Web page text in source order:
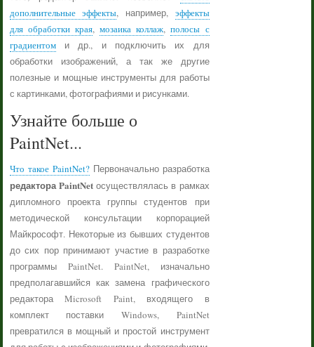
дополнительные эффекты, например, эффекты
для обработки края,мозаика коллаж,полосы с
градиентоми др., и подключить их для
обработки изображений, а так же другие
полезные и мощные инструменты для работы
с картинками, фотографиями и рисунками.
Узнайте больше о
PaintNet...
Что такое PaintNet?Первоначально разработка
редактора PaintNet осуществлялась в рамках
дипломного проекта группы студентов при
методической консультации корпорацией
Майкрософт. Некоторые из бывших студентов
до сих пор принимают участие в разработке
программы PaintNet. PaintNet, изначально
предполагавшийся как замена графического
редактора Microsoft Paint, входящего в
комплект поставки Windows, PaintNet
превратился в мощный и простой инструмент